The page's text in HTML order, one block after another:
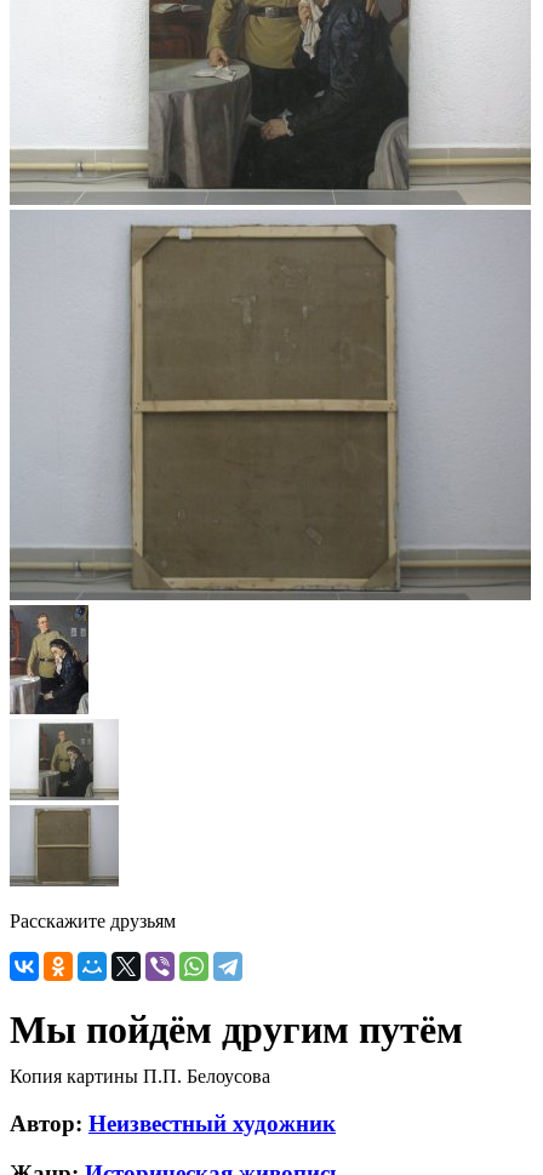
Расскажите друзьям
Мы пойдём другим путём
Копия картины П.П. Белоусова
Автор: Неизвестный художник